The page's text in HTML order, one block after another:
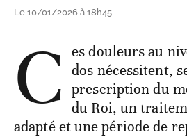
Le 10/01/2026 à 18h45
C es douleurs au
dos nécessitent,
prescription du
du Roi, un
adapté et une période de